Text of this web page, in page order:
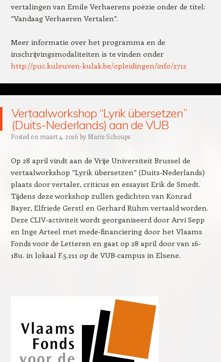
vertalingen van Emile Verhaerens poëzie onder de titel:
“Vandaag Verhaeren Vertalen”.
Meer informatie over het programma en de
inschrijvingsmodaliteiten is te vinden onder
http://puc.kuleuven-kulak.be/opleidingen/info/2712
Vertaalworkshop “Lyrik übersetzen”
(Duits-Nederlands) aan de VUB
Posted on maart 4, 2016 by Marie Schoups
Op 28 april vindt aan de Vrije Universiteit Brussel de
vertaalworkshop “Lyrik übersetzen” (Duits-Nederlands)
plaats door vertaler, criticus en essayist Erik de Smedt.
Tijdens deze workshop zullen gedichten van Konrad
Bayer, Elfriede Gerstl en Gerhard Rühm vertaald worden.
Deze CLIV-activiteit wordt georganiseerd door Arvi Sepp
en Inge Arteel met mede-financiering door het Vlaams
Fonds voor de Letteren en gaat op 28 april door van 16-
18u. in lokaal F.5.211 op de VUB-campus in Elsene.